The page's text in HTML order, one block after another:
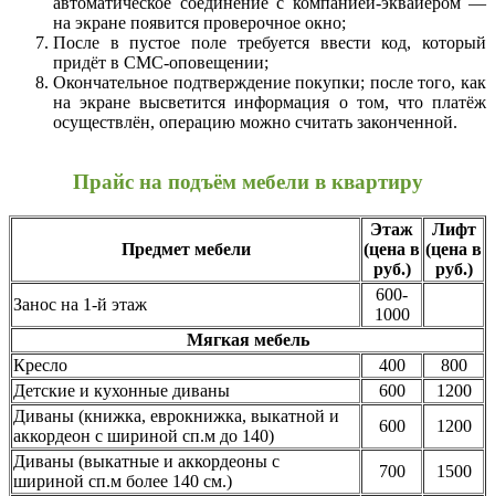
на экране появится проверочное окно;
После в пустое поле требуется ввести код, который
придёт в СМС-оповещении;
Окончательное подтверждение покупки; после того, как
на экране высветится информация о том, что платёж
осуществлён, операцию можно считать законченной.
Прайс на подъём мебели в квартиру
Предмет мебели
Этаж
(цена в
руб.)
Лифт
(цена в
руб.)
Занос на 1-й этаж
600-
1000
Мягкая мебель
Кресло
400
800
Детские и кухонные диваны
600
1200
Диваны (книжка, еврокнижка, выкатной и
аккордеон с шириной сп.м до 140)
600
1200
Диваны (выкатные и аккордеоны с
шириной сп.м более 140 см.)
700
1500